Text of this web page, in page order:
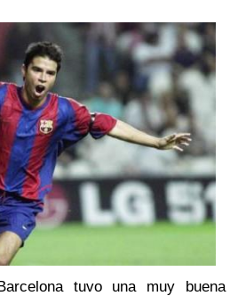
tuvo una muy buena